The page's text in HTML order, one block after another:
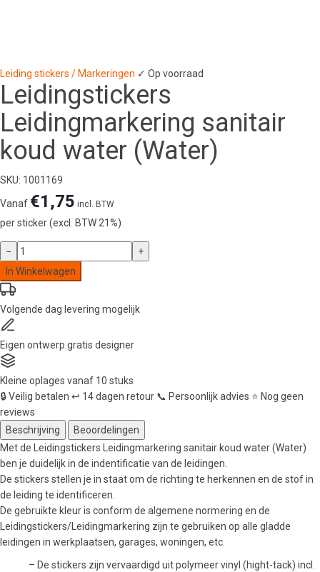
Leiding stickers / Markeringen ✓ Op voorraad
Leidingstickers
Leidingmarkering sanitair
koud water (Water)
SKU: 1001169
Vanaf €1,75 incl. BTW
per sticker (excl. BTW 21%)
Leidingstickers
Leidingmarkering
sanitair
koud
water
(Water)
aantal
−
+
In Winkelwagen
Volgende dag levering mogelijk
Eigen ontwerp gratis designer
Kleine oplages vanaf 10 stuks
🔒Veilig betalen ↩️ 14 dagen retour 📞 Persoonlijk advies ⭐ Nog geen
reviews
Beschrijving
Beoordelingen
Met de Leidingstickers Leidingmarkering sanitair koud water (Water)
ben je duidelijk in de indentificatie van de leidingen.
De stickers stellen je in staat om de richting te herkennen en de stof in
de leiding te identificeren.
De gebruikte kleur is conform de algemene normering en de
Leidingstickers/Leidingmarkering zijn te gebruiken op alle gladde
leidingen in werkplaatsen, garages, woningen, etc.
– De stickers zijn vervaardigd uit polymeer vinyl (hight-tack) incl.